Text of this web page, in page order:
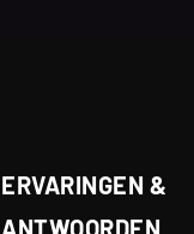
ERVARINGEN &